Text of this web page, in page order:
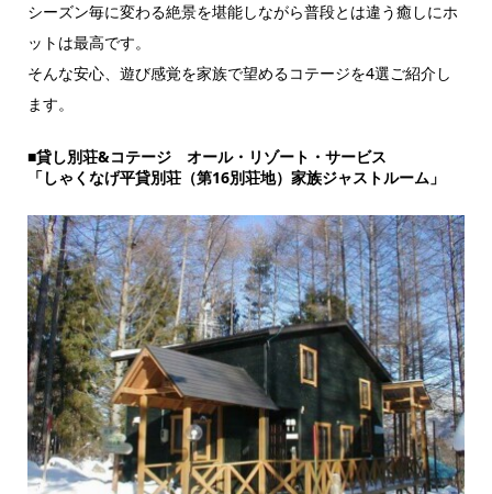
シーズン毎に変わる絶景を堪能しながら普段とは違う癒しにホ
ットは最高です。
そんな安心、遊び感覚を家族で望めるコテージを4選ご紹介し
ます。
■貸し別荘&コテージ オール・リゾート・サービス
「しゃくなげ平貸別荘（第16別荘地）家族ジャストルーム」